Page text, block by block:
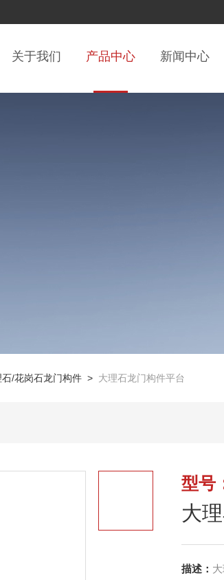
关于我们 产品中心 新闻中心
石/花岗石龙门构件 > 大理石龙门构件平台
型号
大
描述：